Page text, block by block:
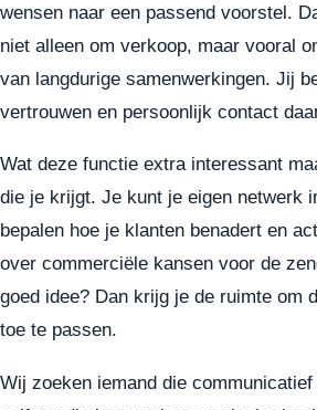
wensen naar een passend voorstel.
niet alleen om verkoop, maar vooral
van langdurige samenwerkingen. Jij
vertrouwen en persoonlijk contact
Wat deze functie extra interessant
die je krijgt. Je kunt je eigen netwerk
bepalen hoe je klanten benadert en
over commerciële kansen voor de
goed idee? Dan krijg je de ruimte om
toe te passen.
Wij zoeken iemand die